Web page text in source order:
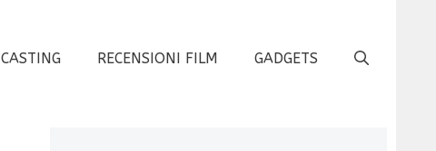
CASTING RECENSIONI FILM GADGETS